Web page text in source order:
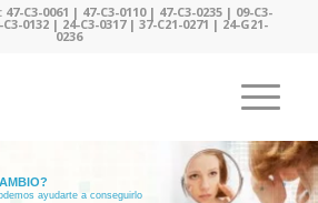
C3-0061 | 47-C3-0110 | 47-C3-0235 | 09-C3-
0132 | 24-C3-0317 | 37-C21-0271 | 24-G21-
0236
ayudarte a conseguirlo